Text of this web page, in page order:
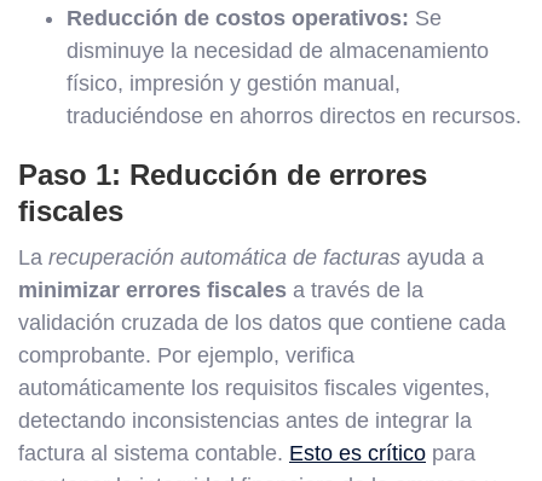
Reducción de costos operativos: Se
disminuye la necesidad de almacenamiento
físico, impresión y gestión manual,
traduciéndose en ahorros directos en recursos.
Paso 1: Reducción de errores
fiscales
La recuperación automática de facturas ayuda a
minimizar errores fiscales a través de la
validación cruzada de los datos que contiene cada
comprobante. Por ejemplo, verifica
automáticamente los requisitos fiscales vigentes,
detectando inconsistencias antes de integrar la
factura al sistema contable. Esto es crítico para